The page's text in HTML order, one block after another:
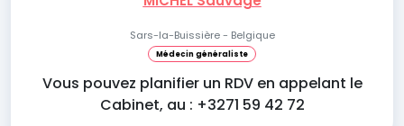
Sars-la-Buissière - Belgique
Médecin généraliste
Vous pouvez planifier un RDV en appelant le
Cabinet, au : +3271 59 42 72